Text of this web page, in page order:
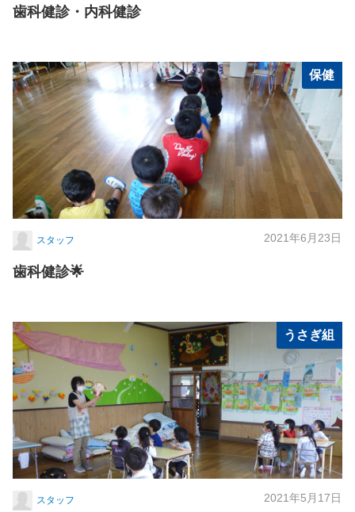
歯科健診・内科健診
保健
スタッフ 2021年6月23日
歯科健診🌟
うさぎ組
スタッフ 2021年5月17日